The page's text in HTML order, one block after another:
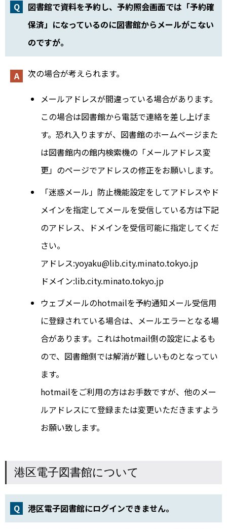
図書館で資料を予約し、予約照会画面では「予約確
保済」になっているのに図書館からメールがこない
のですが。
次の場合が考えられます。
メールアドレスが間違っている場合があります。
この場合は図書館から電話で連絡を差し上げま
す。恐れ入りますが、図書館のホームページまた
は図書館内の館内検索機の「メールアドレス変
更」のページでアドレスの修正をお願いします。
「迷惑メール」防止機能設定をしてアドレスやド
メインを指定してメールを受信している方は下記
のアドレス、ドメインを受信可能に指定してくだ
さい。
アドレス:yoyaku@lib.city.minato.tokyo.jp
ドメイン:lib.city.minato.tokyo.jp
ウェブメールのhotmailを予約通知メール受信用
に登録されている場合は、メールエラーとなる場
合があります。これはhotmail側の設定によるも
ので、図書館側では解消が難しいものとなってい
ます。
hotmailをご利用の方はお手数ですが、他のメー
ルアドレスにて登録または変更いただきますよう
お願い致します。
港区電子図書館について
港区電子図書館にログインできません。